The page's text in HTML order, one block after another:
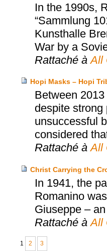
In the 1990s,
“Sammlung
Kunsthalle
War by a
Rattaché à All
Hopi Masks – Hopi
Between
despite
unsuccessful
considered
Rattaché à All
Christ Carrying the
In 1941, the
Romanino
Giuseppe –
Rattaché à All
1 2 3